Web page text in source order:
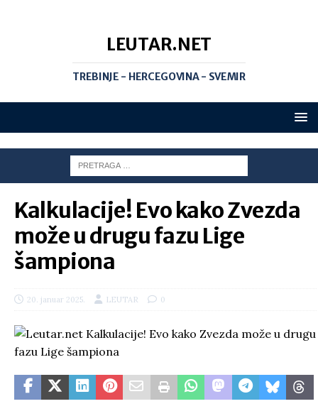
LEUTAR.NET
TREBINJE - HERCEGOVINA - SVEMIR
Kalkulacije! Evo kako Zvezda
može u drugu fazu Lige
šampiona
20. januar 2025. LEUTAR 0